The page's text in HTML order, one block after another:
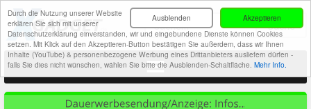
Akzeptieren
Ausblenden
Durch die Nutzung unserer Website
erklären Sie sich mit unserer
Datenschutzerklärung einverstanden, wir und eingebundene Dienste können Cookies
setzen. Mit Klick auf den Akzeptieren-Button bestätigen Sie außerdem, dass wir Ihnen
Inhalte (YouTube) & personenbezogene Werbung eines Drittanbieters ausliefern dürfen -
falls Sie dies nicht wünschen, wählen Sie bitte die Ausblenden-Schaltfläche. Mehr Info.